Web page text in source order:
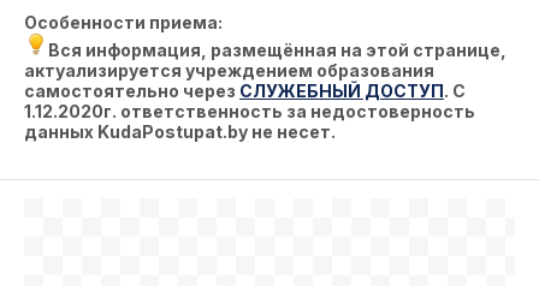
Особенности приема:
Вся информация, размещённая на этой странице,
актуализируется учреждением образования
самостоятельно через СЛУЖЕБНЫЙ ДОСТУП. С
1.12.2020г. ответственность за недостоверность
данных KudaPostupat.by не несет.